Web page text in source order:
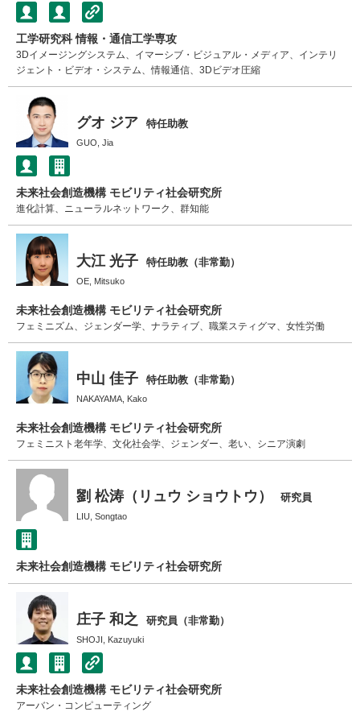
工学研究科 情報・通信工学専攻
3Dイメージングシステム、イマーシブ・ビジュアル・メディア、インテリ
ジェント・ビデオ・システム、情報通信、3Dビデオ圧縮
グオ ジア 特任助教
GUO, Jia
未来社会創造機構 モビリティ社会研究所
進化計算、ニューラルネットワーク、群知能
大江 光子 特任助教（非常勤）
OE, Mitsuko
未来社会創造機構 モビリティ社会研究所
フェミニズム、ジェンダー学、ナラティブ、職業スティグマ、女性労働
中山 佳子 特任助教（非常勤）
NAKAYAMA, Kako
未来社会創造機構 モビリティ社会研究所
フェミニスト老年学、文化社会学、ジェンダー、老い、シニア演劇
劉 松涛（リュウ ショウトウ） 研究員
LIU, Songtao
未来社会創造機構 モビリティ社会研究所
庄子 和之 研究員（非常勤）
SHOJI, Kazuyuki
未来社会創造機構 モビリティ社会研究所
アーバン・コンピューティング